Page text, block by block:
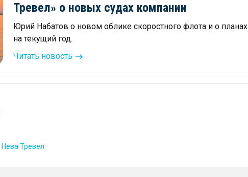
Тревел» о новых судах компании
Юрий Набатов о новом облике скоростного флота и о планах
на текущий год.
Читать новость
Нева Тревел